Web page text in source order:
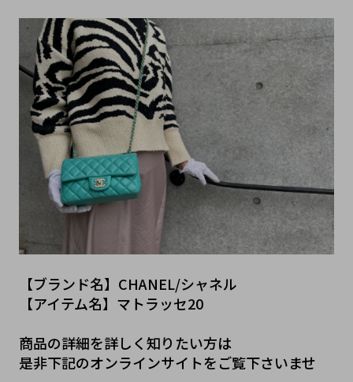
【ブランド名】CHANEL/シャネル
【アイテム名】マトラッセ20
商品の詳細を詳しく知りたい方は
是非下記のオンラインサイトをご覧下さいませ